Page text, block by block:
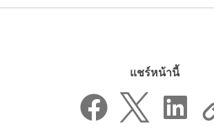
แชร์หน้านี้